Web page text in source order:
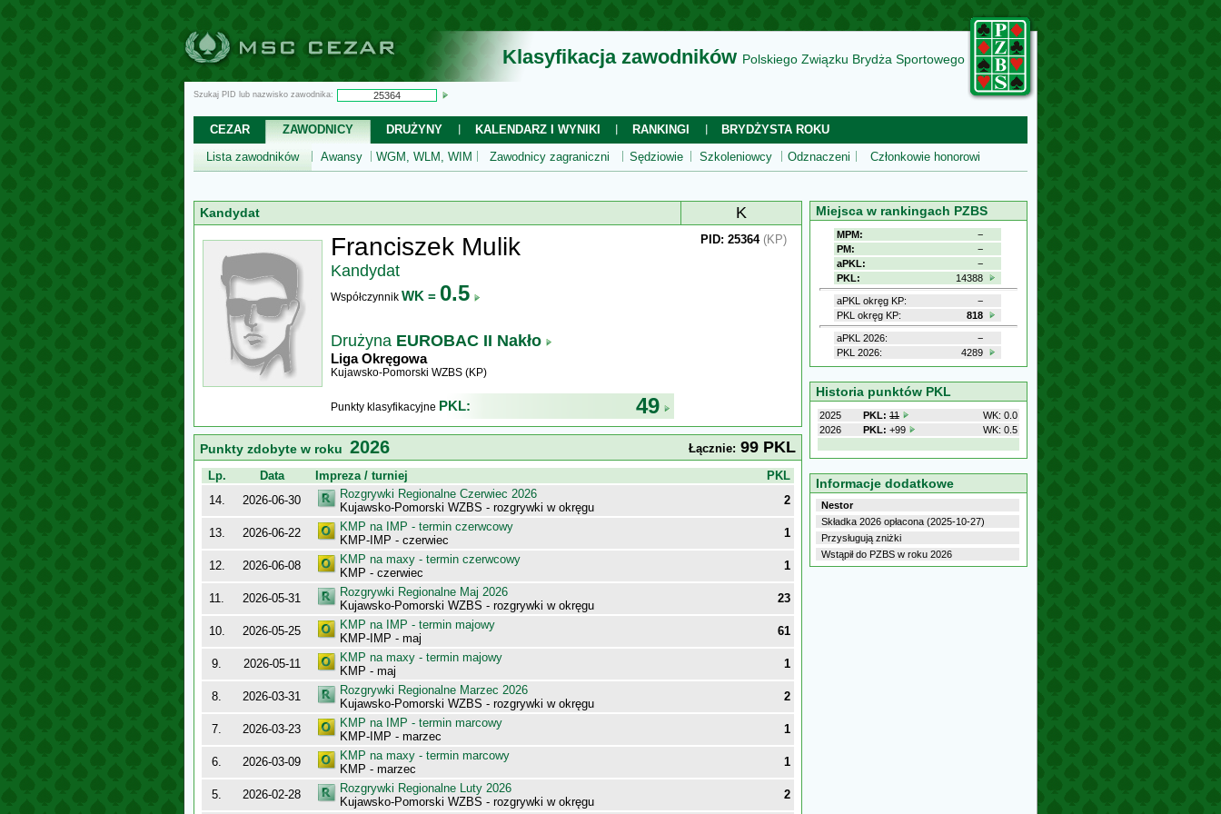
Klasyfikacja zawodników Polskiego Związku Brydża Sportowego
Szukaj PID lub nazwisko zawodnika:
CEZAR ZAWODNICY DRUŻYNY KALENDARZ I WYNIKI RANKINGI
BRYDŻYSTA ROKU
Lista zawodników
Awansy WGM, WLM, WIM Zawodnicy zagraniczni Sędziowie Szkoleniowcy Odznaczeni Członkowie honorowi
Kandydat K
Franciszek Mulik
Kandydat
Współczynnik WK = 0.5
Drużyna EUROBAC II Nakło
Liga Okręgowa
Kujawsko-Pomorski WZBS (KP)
Punkty klasyfikacyjne PKL: 49
PID: 25364 (KP)
Punkty zdobyte w roku 2026 Łącznie: 99 PKL
Lp. Data Impreza / turniej
PKL
14.
2026-06-30
Rozgrywki Regionalne Czerwiec 2026
Kujawsko-Pomorski WZBS - rozgrywki w okręgu
2
13. 2026-06-22
KMP na IMP - termin czerwcowy
KMP-IMP - czerwiec
1
12. 2026-06-08
KMP na maxy - termin czerwcowy
KMP - czerwiec
1
11. 2026-05-31
Rozgrywki Regionalne Maj 2026
Kujawsko-Pomorski WZBS - rozgrywki w okręgu
23
10. 2026-05-25
KMP na IMP - termin majowy
KMP-IMP - maj
61
9. 2026-05-11
KMP na maxy - termin majowy
KMP - maj
1
8. 2026-03-31
Rozgrywki Regionalne Marzec 2026
Kujawsko-Pomorski WZBS - rozgrywki w okręgu
2
7. 2026-03-23
KMP na IMP - termin marcowy
KMP-IMP - marzec
1
6. 2026-03-09
KMP na maxy - termin marcowy
KMP - marzec
1
5. 2026-02-28
Rozgrywki Regionalne Luty 2026
Kujawsko-Pomorski WZBS - rozgrywki w okręgu
2
Miejsca w rankingach PZBS
MPM:
−
PM:
−
aPKL:
−
PKL:
14388
aPKL okręg KP:
−
PKL okręg KP:
818
aPKL 2026:
−
PKL 2026:
4289
Historia punktów PKL
2025 PKL: 11
WK: 0.0
2026
PKL: +99 WK: 0.5
Informacje dodatkowe
Nestor
Składka 2026 opłacona (2025-10-27)
Przysługują zniżki
Wstąpił do PZBS w roku 2026